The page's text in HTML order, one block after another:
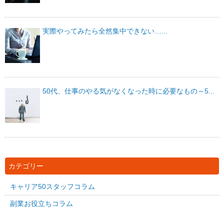
実際やってみたら全然集中できない…...
50代、仕事のやる気がなくなった時に必要なもの～5...
カテゴリー
キャリア50スタッフコラム
副業お役立ちコラム